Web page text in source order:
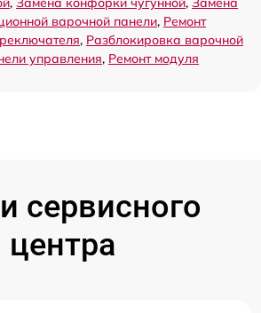
варочной панели, Ремонт
, Разблокировка варочной
управления, Ремонт модуля
сервисного
центра